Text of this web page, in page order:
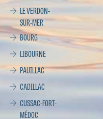
LE VERDON-
SUR-MER
BOURG
LIBOURNE
PAUILLAC
CADILLAC
CUSSAC-FORT-
MÉDOC